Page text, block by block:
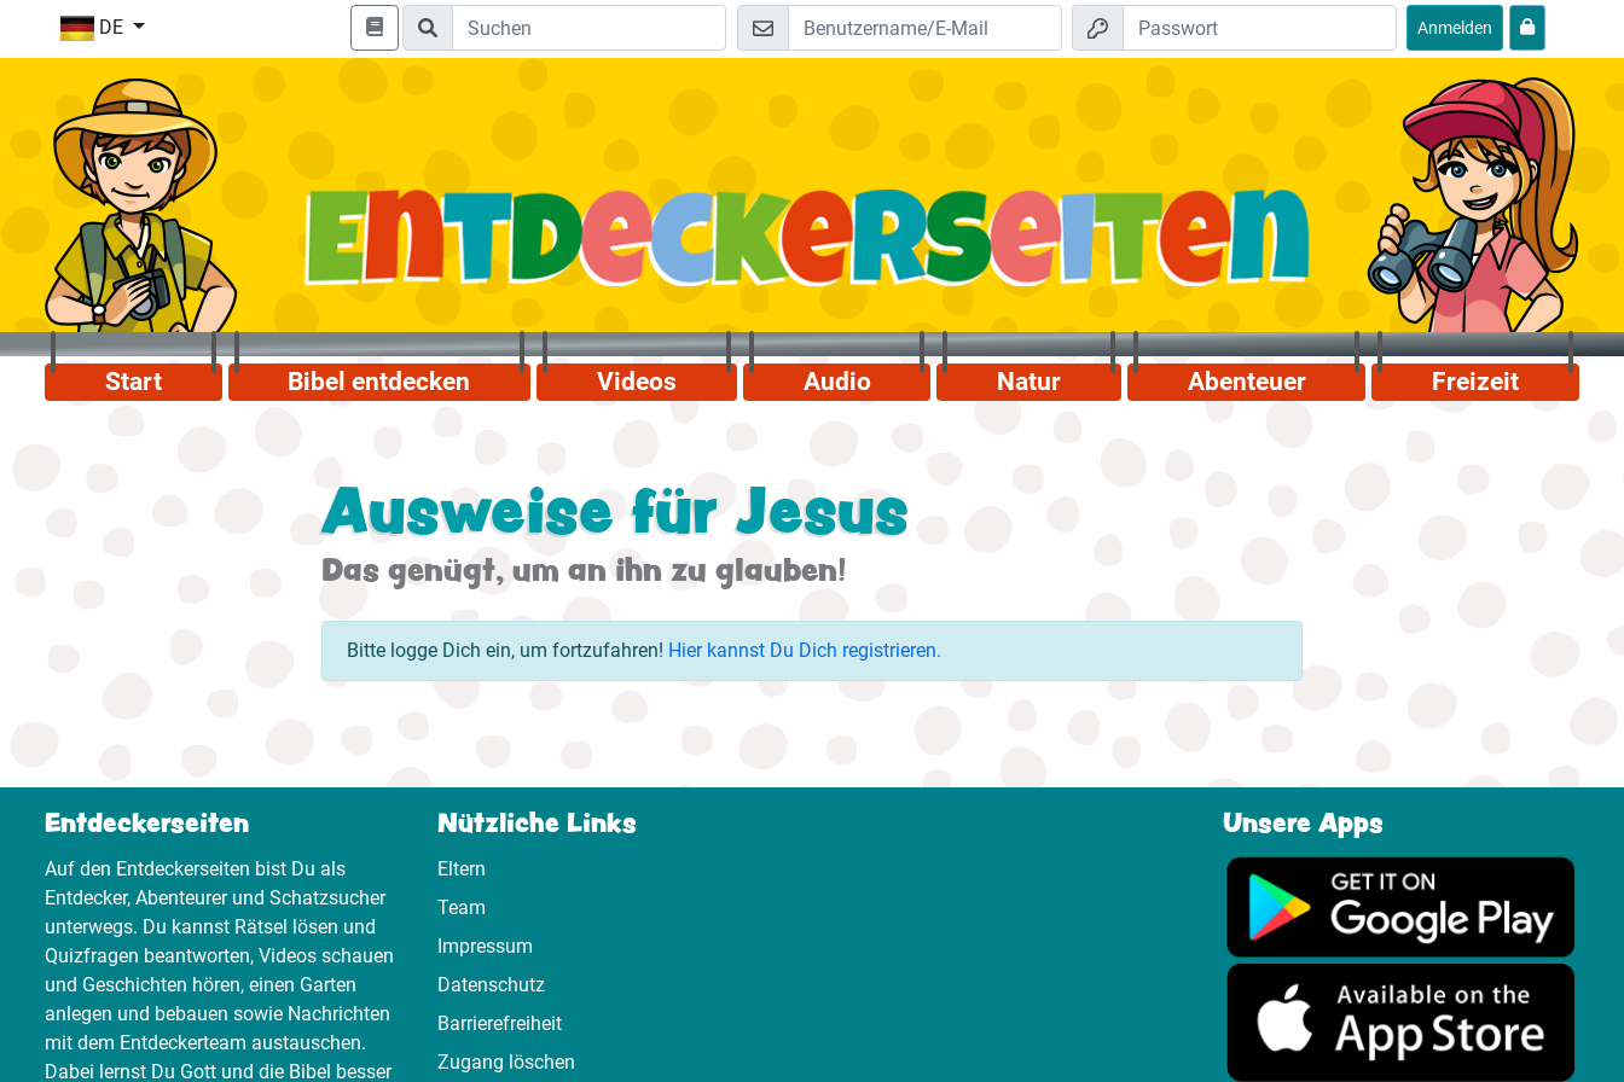
DE Anmelden
Start Bibel entdecken Videos Audio Natur Abenteuer Freizeit
Ausweise für Jesus
Das genügt, um an ihn zu glauben!
Bitte logge Dich ein, um fortzufahren! Hier kannst Du Dich registrieren.
Entdeckerseiten
Auf den Entdeckerseiten bist Du als
Entdecker, Abenteurer und Schatzsucher
unterwegs. Du kannst Rätsel lösen und
Quizfragen beantworten, Videos schauen
und Geschichten hören, einen Garten
anlegen und bebauen sowie Nachrichten
mit dem Entdeckerteam austauschen.
Dabei lernst Du Gott und die Bibel besser
Nützliche Links
Eltern
Team
Impressum
Datenschutz
Barrierefreiheit
Zugang löschen
Unsere Apps